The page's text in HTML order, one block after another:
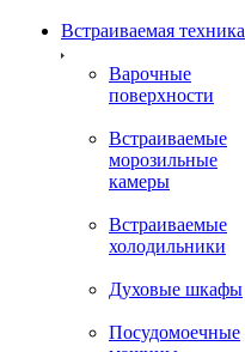
Встраиваемая техника
Варочные
поверхности
Встраиваемые
морозильные
камеры
Встраиваемые
холодильники
Духовые шкафы
Посудомоечные